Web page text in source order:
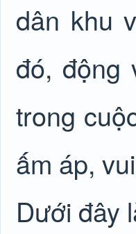
dân khu
đó, động
trong
ấm áp,
Dưới đây